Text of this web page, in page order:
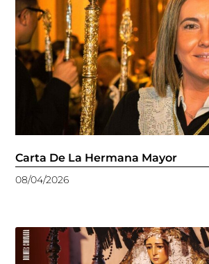
Carta De La Hermana Mayor
08/04/2026